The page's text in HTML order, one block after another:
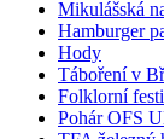
Mikulášská
Hamburger
Hody
Táboření v
Folklorní
Pohár OFS